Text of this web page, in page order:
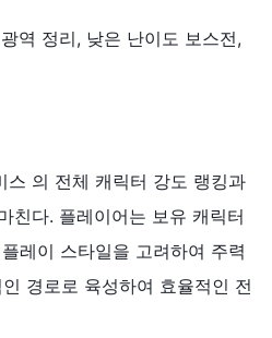
역 정리, 낮은 난이도 보스전,
스 의 전체 캐릭터 강도 랭킹과
친다. 플레이어는 보유 캐릭터
레이 스타일을 고려하여 주력
경로로 육성하여 효율적인 전